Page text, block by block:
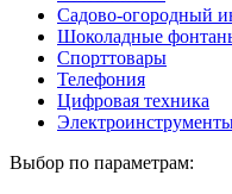
Садово-огородный
Шоколадные
Спорттовары
Телефония
Цифровая техника
Выбор по параметрам: